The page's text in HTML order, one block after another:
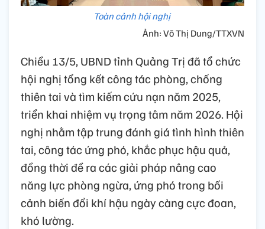
Toàn cảnh hội nghị
Ảnh: Võ Thị Dung/TTXVN
Chiều 13/5, UBND tỉnh Quảng Trị đã tổ chức
hội nghị tổng kết công tác phòng, chống
thiên tai và tìm kiếm cứu nạn năm 2025,
triển khai nhiệm vụ trọng tâm năm 2026. Hội
nghị nhằm tập trung đánh giá tình hình thiên
tai, công tác ứng phó, khắc phục hậu quả,
đồng thời đề ra các giải pháp nâng cao
năng lực phòng ngừa, ứng phó trong bối
cảnh biến đổi khí hậu ngày càng cực đoan,
khó lường.